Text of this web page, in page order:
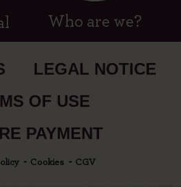
Who are we?
LEGAL NOTICE
OF USE
PAYMENT
Cookies CGV